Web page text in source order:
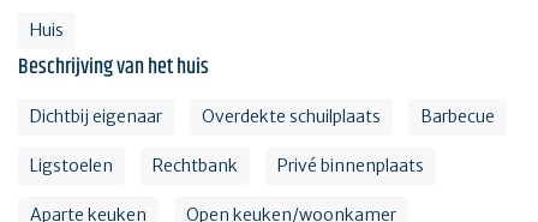
Huis
Beschrijving van het huis
Dichtbij eigenaar Overdekte schuilplaats Barbecue
Ligstoelen Rechtbank Privé binnenplaats
Aparte keuken Open keuken/woonkamer